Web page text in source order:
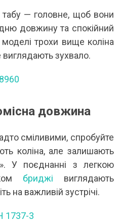
табу — головне, щоб вони
довжину та спокійний
моделі трохи вище коліна
виглядають зухвало.
довжина
сміливими, спробуйте
коліна, але залишають
У поєднанні з легкою
бриджі виглядають
на важливій зустрічі.
1737-3